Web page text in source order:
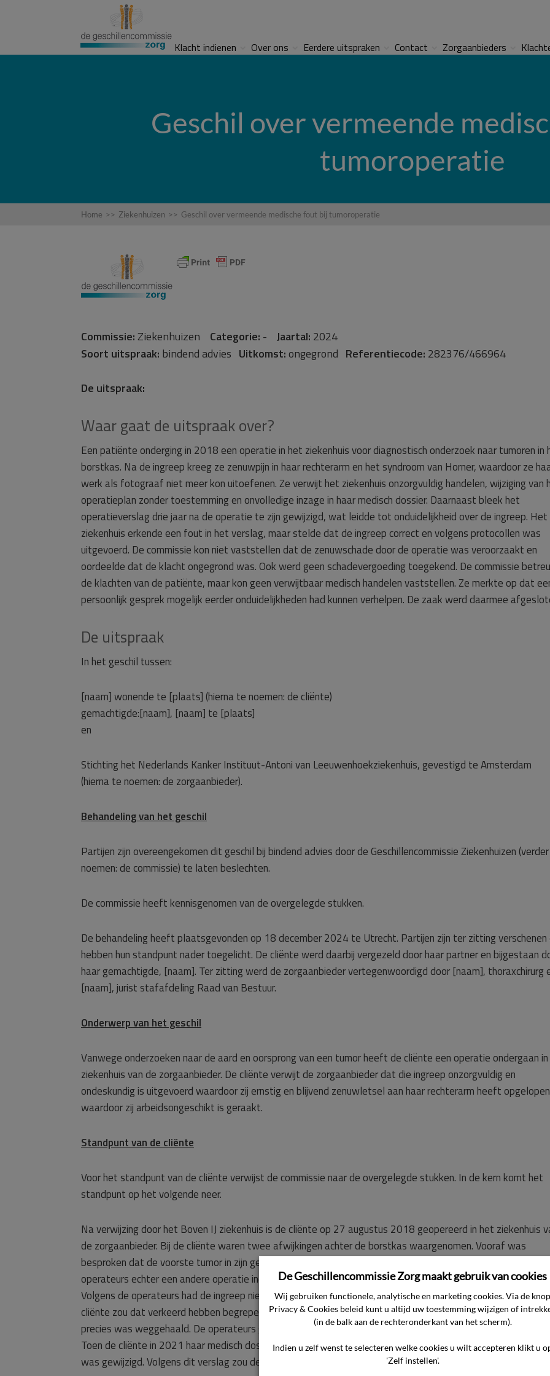
Klacht indienen Over ons Eerdere uitspraken Contact Zorgaanbieders
Geschil over vermeende
tumoroperatie
Home >> Ziekenhuizen >> Geschil over vermeende medische fout bij tumoroperatie
Commissie:Ziekenhuizen Categorie: - Jaartal: 2024
Soort uitspraak: bindend advies Uitkomst:ongegrond Referentiecode: 282376/466964
De uitspraak:
Waar gaat de uitspraak over?
Een patiënte onderging in 2018 een operatie in het ziekenhuis voor diagnostisch onderzoek naar tumoren in
borstkas. Na de ingreep kreeg ze zenuwpijn in haar rechterarm en het syndroom van Horner, waardoor ze
werk als fotograaf niet meer kon uitoefenen. Ze verwijt het ziekenhuis onzorgvuldig handelen, wijziging van
operatieplan zonder toestemming en onvolledige inzage in haar medisch dossier. Daarnaast bleek het
operatieverslag drie jaar na de operatie te zijn gewijzigd, wat leidde tot onduidelijkheid over de ingreep. Het
ziekenhuis erkende een fout in het verslag, maar stelde dat de ingreep correct en volgens protocollen was
uitgevoerd. De commissie kon niet vaststellen dat de zenuwschade door de operatie was veroorzaakt en
oordeelde dat de klacht ongegrond was. Ook werd geen schadevergoeding toegekend. De commissie
de klachten van de patiënte, maar kon geen verwijtbaar medisch handelen vaststellen. Ze merkte op dat
persoonlijk gesprek mogelijk eerder onduidelijkheden had kunnen verhelpen. De zaak werd daarmee
De uitspraak
In het geschil tussen:
[naam] wonende te [plaats] (hierna te noemen: de cliënte)
gemachtigde:[naam], [naam] te [plaats]
en
Stichting het Nederlands Kanker Instituut-Antoni van Leeuwenhoekziekenhuis, gevestigd te Amsterdam
(hierna te noemen: de zorgaanbieder).
Behandeling van het geschil
Partijen zijn overeengekomen dit geschil bij bindend advies door de Geschillencommissie Ziekenhuizen
noemen: de commissie) te laten beslechten.
De commissie heeft kennisgenomen van de overgelegde stukken.
De behandeling heeft plaatsgevonden op 18 december 2024 te Utrecht. Partijen zijn ter zitting verschenen
hebben hun standpunt nader toegelicht. De cliënte werd daarbij vergezeld door haar partner en bijgestaan
haar gemachtigde, [naam]. Ter zitting werd de zorgaanbieder vertegenwoordigd door [naam], thoraxchirurg
[naam], jurist stafafdeling Raad van Bestuur.
Onderwerp van het geschil
Vanwege onderzoeken naar de aard en oorsprong van een tumor heeft de cliënte een operatie ondergaan
ziekenhuis van de zorgaanbieder. De cliënte verwijt de zorgaanbieder dat die ingreep onzorgvuldig en
ondeskundig is uitgevoerd waardoor zij ernstig en blijvend zenuwletsel aan haar rechterarm heeft opgelopen
waardoor zij arbeidsongeschikt is geraakt.
Standpunt van de cliënte
Voor het standpunt van de cliënte verwijst de commissie naar de overgelegde stukken. In de kern komt het
standpunt op het volgende neer.
Na verwijzing door het Boven IJ ziekenhuis is de cliënte op 27 augustus 2018 geopereerd in het ziekenhuis
de zorgaanbieder. Bij de cliënte waren twee afwijkingen achter de borstkas waargenomen. Vooraf was
besproken dat de voorste tumor in zijn geheel moest worden verwijderd. Tijdens de operatie hebben de
operateurs echter een andere operatie indicatie opgeschreven die afweek van hetgeen vooraf was
Volgens de operateurs had de ingreep niet ten doel om één of beide afwijkingen in zijn geheel te verwijderen.
cliënte zou dat verkeerd hebben begrepen. Na de operatie was er veel onduidelijkheid over de vraag wat er
precies was weggehaald. De operateurs gaven daarover tegenstrijdige verklaringen.
Toen de cliënte in 2021 haar medisch dossier opvroeg bleek dat het operatieverslag ruim drie jaar na de
was gewijzigd. Volgens dit verslag zou de voorste tumor zijn verwijderd.
De Geschillencommissie Zorg maakt gebruik van cookies
Wij gebruiken functionele, analytische en marketing cookies. Via de knop
Privacy & Cookies beleid kunt u altijd uw toestemming wijzigen of
(in de balk aan de rechteronderkant van het scherm).
Indien u zelf wenst te selecteren welke cookies u wilt accepteren klikt u
'Zelf instellen'.